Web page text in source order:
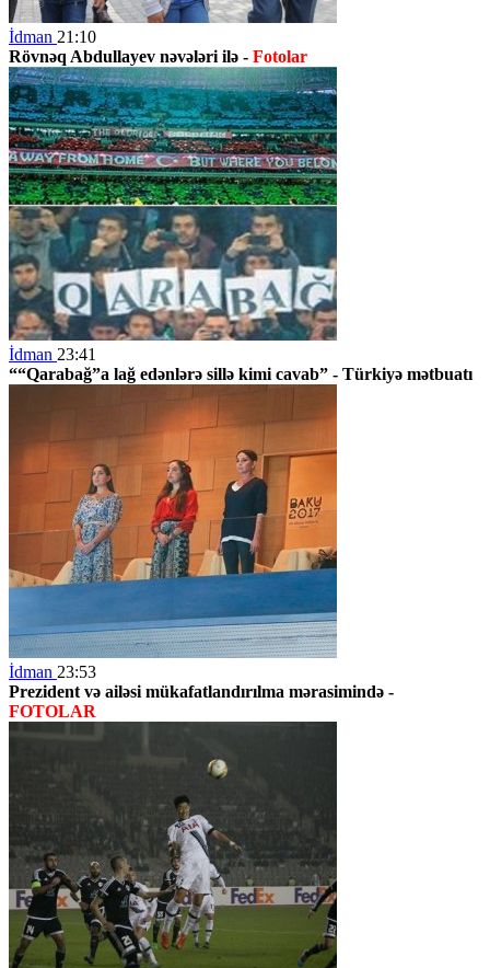
İdman 21:10
Rövnəq Abdullayev nəvələri ilə - Fotolar
İdman 23:41
““Qarabağ”a lağ edənlərə sillə kimi cavab” - Türkiyə mətbuatı
İdman 23:53
Prezident və ailəsi mükafatlandırılma mərasimində -
FOTOLAR